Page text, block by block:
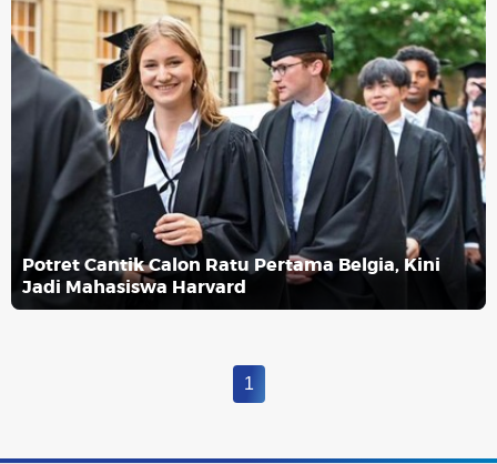
Potret Cantik Calon Ratu Pertama Belgia, Kini
Jadi Mahasiswa Harvard
1